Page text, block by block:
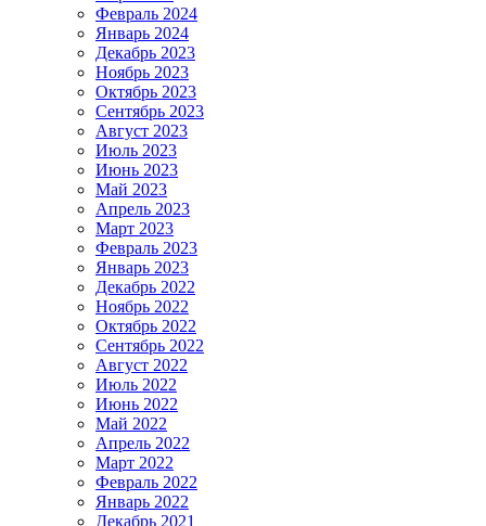
Февраль 2024
Январь 2024
Декабрь 2023
Ноябрь 2023
Октябрь 2023
Сентябрь 2023
Август 2023
Июль 2023
Июнь 2023
Май 2023
Апрель 2023
Март 2023
Февраль 2023
Январь 2023
Декабрь 2022
Ноябрь 2022
Октябрь 2022
Сентябрь 2022
Август 2022
Июль 2022
Июнь 2022
Май 2022
Апрель 2022
Март 2022
Февраль 2022
Январь 2022
Декабрь 2021